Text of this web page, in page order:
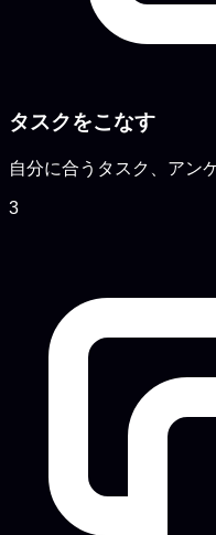
タスクをこなす
自分に合うタスク、アン
3